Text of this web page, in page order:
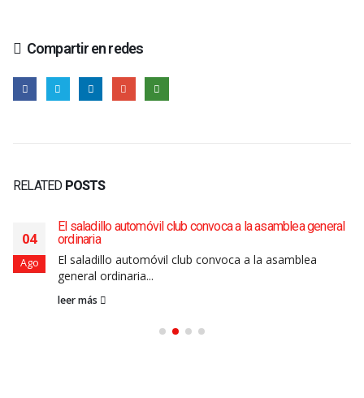
Compartir en redes
RELATED POSTS
04
Ago
El saladillo automóvil club convoca a la asamblea general
ordinaria
El saladillo automóvil club convoca a la asamblea
general ordinaria...
leer más